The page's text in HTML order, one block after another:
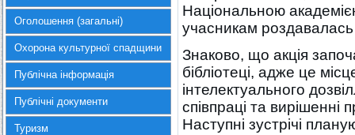
Оголошення (загальні)
Охорона культурної спадщини
Публічна інформація
Публічні документи
Туризм
Національною
учасникам роздавалась
Знаково, що акція
бібліотеці, адже це
інтелектуального
співпраці та
Наступні зустрічі